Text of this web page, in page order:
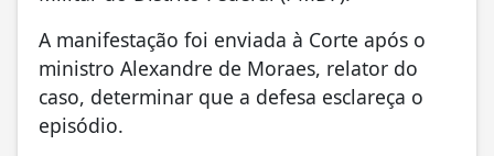
A manifestação foi enviada à Corte após o
ministro Alexandre de Moraes, relator do
caso, determinar que a defesa esclareça o
episódio.